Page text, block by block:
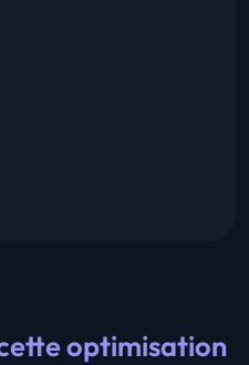
optimisation